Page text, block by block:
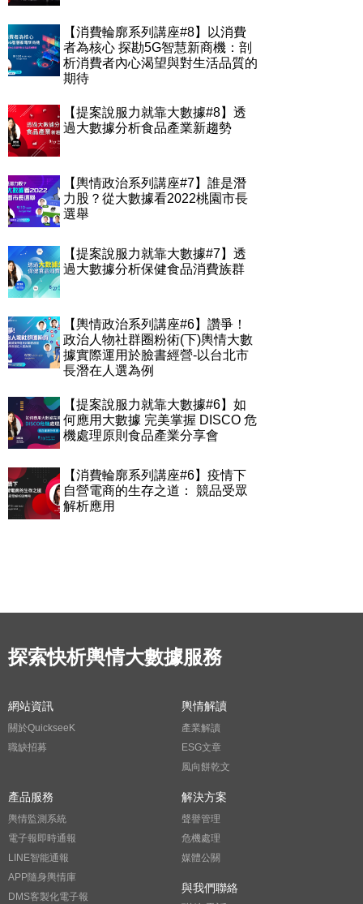
【消費輪廓系列講座#8】以消費
者為核心 探勘5G智慧新商機：剖
析消費者內心渴望與對生活品質的
期待
【提案說服力就靠大數據#8】透
過大數據分析食品產業新趨勢
【輿情政治系列講座#7】誰是潛
力股？從大數據看2022桃園市長
選舉
【提案說服力就靠大數據#7】透
過大數據分析保健食品消費族群
【輿情政治系列講座#6】讚爭！
政治人物社群圈粉術(下)輿情大數
據實際運用於臉書經營-以台北市
長潛在人選為例
【提案說服力就靠大數據#6】如
何應用大數據 完美掌握 DISCO 危
機處理原則食品產業分享會
【消費輪廓系列講座#6】疫情下
自營電商的生存之道： 競品受眾
解析應用
探索快析輿情大數據服務
網站資訊
關於QuickseeK
職缺招募
輿情解讀
產業解讀
ESG文章
風向餅乾文
產品服務
輿情監測系統
電子報即時通報
LINE智能通報
APP隨身輿情庫
DMS客製化電子報
解決方案
聲譽管理
危機處理
媒體公關
與我們聯絡